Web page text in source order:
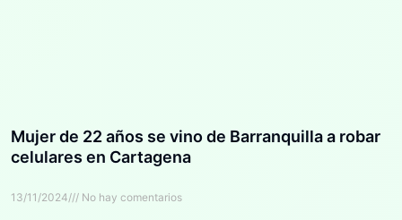
Mujer de 22 años se vino de Barranquilla a robar
celulares en Cartagena
13/11/2024 No hay comentarios